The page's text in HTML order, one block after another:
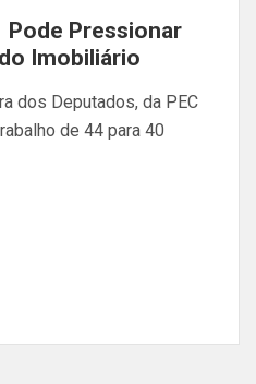
Pode Pressionar
Imobiliário
dos Deputados, da PEC
de 44 para 40